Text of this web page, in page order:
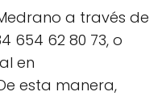
a través de
654 62 80 73, o
en
esta manera,